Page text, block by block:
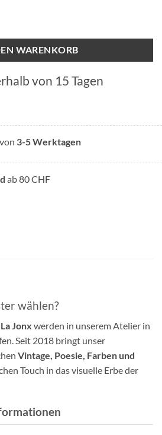
WARENKORB
von 15 Tagen
3-5 Werktagen
ab 80 CHF
wählen?
La Jonx werden in unserem Atelier in
Seit 2018 bringt unser
Vintage, Poesie, Farben und
Touch in das visuelle Erbe der